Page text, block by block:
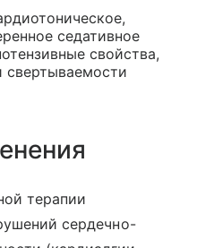
седативное
свойства,
свертываемости
терапии
сердечно-